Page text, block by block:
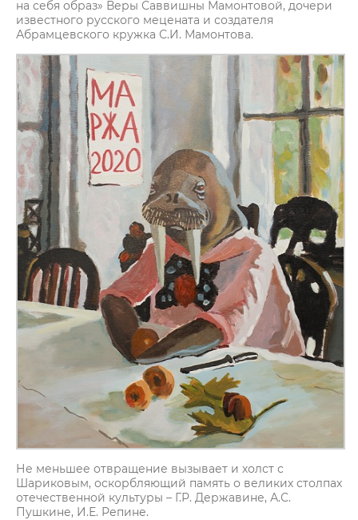
на себя образ» Веры Саввишны Мамонтовой, дочери
известного русского мецената и создателя
Абрамцевского кружка С.И. Мамонтова.
Не меньшее отвращение вызывает и холст с
Шариковым, оскорбляющий память о великих столпах
отечественной культуры – Г.Р. Державине, А.С.
Пушкине, И.Е. Репине.